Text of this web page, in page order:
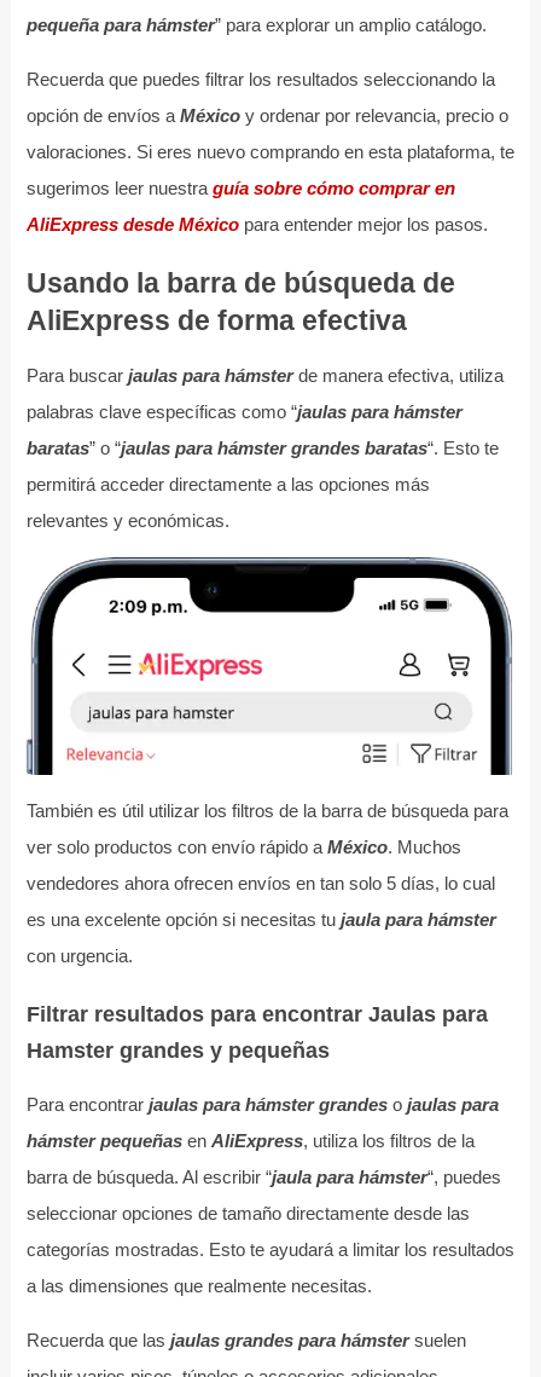
pequeña para hámster” para explorar un amplio catálogo.
Recuerda que puedes filtrar los resultados seleccionando la
opción de envíos a Méxicoy ordenar por relevancia, precio o
valoraciones. Si eres nuevo comprando en esta plataforma, te
sugerimos leer nuestra guía sobre cómo comprar en
AliExpress desde México para entender mejor los pasos.
Usando la barra de búsqueda de
AliExpress de forma efectiva
Para buscar jaulas para hámsterde manera efectiva, utiliza
palabras clave específicas como “jaulas para hámster
baratas” o “jaulas para hámster grandes baratas“. Esto te
permitirá acceder directamente a las opciones más
relevantes y económicas.
También es útil utilizar los filtros de la barra de búsqueda para
ver solo productos con envío rápido aMéxico. Muchos
vendedores ahora ofrecen envíos en tan solo 5 días, lo cual
es una excelente opción si necesitas tu jaula para hámster
con urgencia.
Filtrar resultados para encontrar Jaulas para
Hamster grandes y pequeñas
Para encontrar jaulas para hámster grandeso jaulas para
hámster pequeñasen AliExpress, utiliza los filtros de la
barra de búsqueda. Al escribir “jaula para hámster“, puedes
seleccionar opciones de tamaño directamente desde las
categorías mostradas. Esto te ayudará a limitar los resultados
a las dimensiones que realmente necesitas.
Recuerda que las jaulas grandes para hámstersuelen